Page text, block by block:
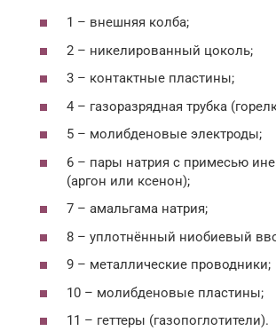
1 – внешняя колба;
2 – никелированный цоколь;
3 – контактные пластины;
4 – газоразрядная трубка
5 – молибденовые электроды;
6 – пары натрия с примесью
(аргон или ксенон);
7 – амальгама натрия;
8 – уплотнённый ниобиевый
9 – металлические проводники;
10 – молибденовые пластины;
11 – геттеры (газопоглотители).